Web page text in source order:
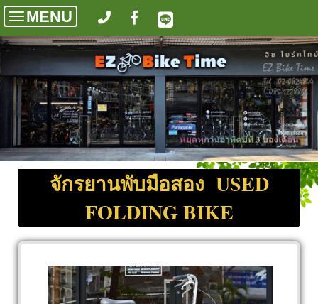
Toggle
navigation
MENU
จักรยานพับมือสอง USED
FOLDING BIKE